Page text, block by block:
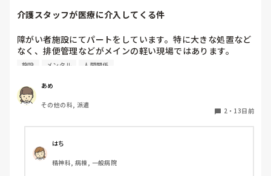
介護スタッフが医療に介入してくる件
障がい者施設にてパートをしています。特に大きな処置など
なく、排便管理などがメインの軽い現場ではあります。
胃瘻なども介護スタッフが対応しています。
ろいろと薬や対応などに口を出してきます。そのせいで他の
スタッフも洗脳されてしまい、根拠ない提案に関してはスル
ーしていましたが、その自分の態度が気に食わないと上に告
た。
施設に勤めている方で同じ悩みがある方はいますか？
自分は心がポッキリ折れました。
施設 メンタル 人間関係
あめ
その他の科, 派遣
2 ・ 13日前
はち
精神科, 病棟, 一般病院